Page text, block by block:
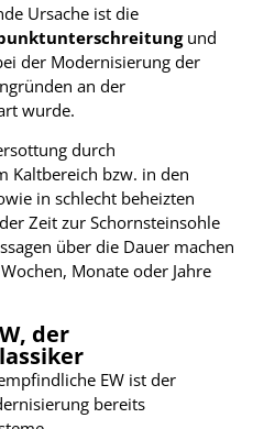
Ursache ist die
und
der Modernisierung der
an der
wurde.
durch
Kaltbereich bzw. in den
in schlecht beheizten
Zeit zur Schornsteinsohle
über die Dauer machen
Monate oder Jahre
der
EW ist der
bereits